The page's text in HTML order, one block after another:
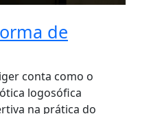
de
conta como o
logosófica
na prática do